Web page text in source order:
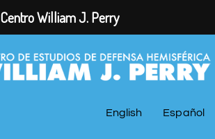
English Español
Centro William J. Perry